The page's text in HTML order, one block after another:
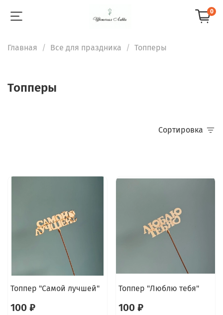
0
Главная Все для праздника Топперы
Топперы
Сортировка
Топпер "Самой лучшей"
100 ₽
Топпер "Люблю тебя"
100 ₽